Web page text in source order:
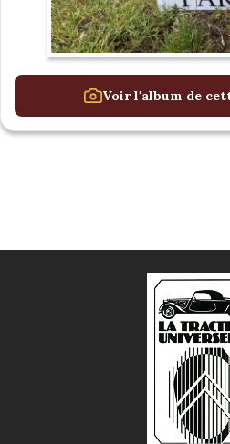
Voir l'album de